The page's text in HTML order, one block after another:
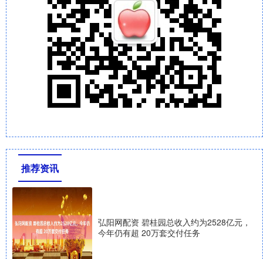
推荐资讯
弘阳网配资 碧桂园总收入约为2528亿元，
今年仍有超 20万套交付任务